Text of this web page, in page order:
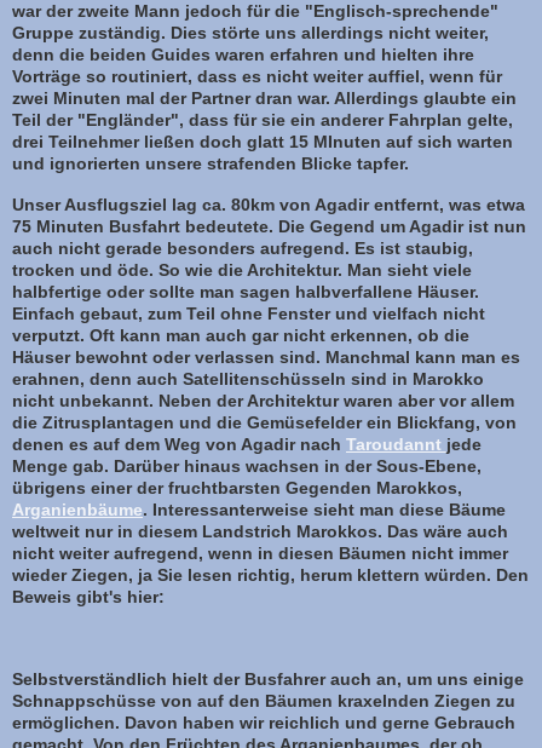
war der zweite Mann jedoch für die "Englisch-sprechende"
Gruppe zuständig. Dies störte uns allerdings nicht weiter,
denn die beiden Guides waren erfahren und hielten ihre
Vorträge so routiniert, dass es nicht weiter auffiel, wenn für
zwei Minuten mal der Partner dran war. Allerdings glaubte ein
Teil der "Engländer", dass für sie ein anderer Fahrplan gelte,
drei Teilnehmer ließen doch glatt 15 MInuten auf sich warten
und ignorierten unsere strafenden Blicke tapfer.
Unser Ausflugsziel lag ca. 80km von Agadir entfernt, was etwa
75 Minuten Busfahrt bedeutete. Die Gegend um Agadir ist nun
auch nicht gerade besonders aufregend. Es ist staubig,
trocken und öde. So wie die Architektur. Man sieht viele
halbfertige oder sollte man sagen halbverfallene Häuser.
Einfach gebaut, zum Teil ohne Fenster und vielfach nicht
verputzt. Oft kann man auch gar nicht erkennen, ob die
Häuser bewohnt oder verlassen sind. Manchmal kann man es
erahnen, denn auch Satellitenschüsseln sind in Marokko
nicht unbekannt. Neben der Architektur waren aber vor allem
die Zitrusplantagen und die Gemüsefelder ein Blickfang, von
denen es auf dem Weg von Agadir nach Taroudannt jede
Menge gab. Darüber hinaus wachsen in der Sous-Ebene,
übrigens einer der fruchtbarsten Gegenden Marokkos,
Arganienbäume. Interessanterweise sieht man diese Bäume
weltweit nur in diesem Landstrich Marokkos. Das wäre auch
nicht weiter aufregend, wenn in diesen Bäumen nicht immer
wieder Ziegen, ja Sie lesen richtig, herum klettern würden. Den
Beweis gibt's hier:
Selbstverständlich hielt der Busfahrer auch an, um uns einige
Schnappschüsse von auf den Bäumen kraxelnden Ziegen zu
ermöglichen. Davon haben wir reichlich und gerne Gebrauch